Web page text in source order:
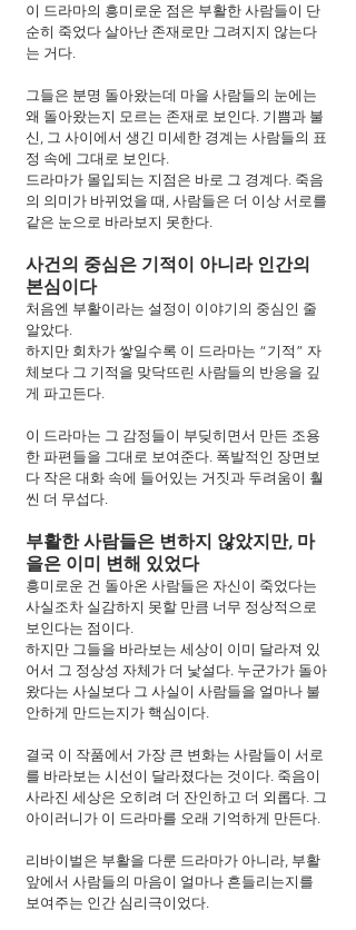
이 드라마의 흥미로운 점은 부활한 사람들이 단
순히 죽었다 살아난 존재로만 그려지지 않는다
는 거다.
그들은 분명 돌아왔는데 마을 사람들의 눈에는
왜 돌아왔는지 모르는 존재로 보인다. 기쁨과 불
신, 그 사이에서 생긴 미세한 경계는 사람들의 표
정 속에 그대로 보인다.
드라마가 몰입되는 지점은 바로 그 경계다. 죽음
의 의미가 바뀌었을 때, 사람들은 더 이상 서로를
같은 눈으로 바라보지 못한다.
사건의 중심은 기적이 아니라 인간의
본심이다
처음엔 부활이라는 설정이 이야기의 중심인 줄
알았다.
하지만 회차가 쌓일수록 이 드라마는 “기적” 자
체보다 그 기적을 맞닥뜨린 사람들의 반응을 깊
게 파고든다.
이 드라마는 그 감정들이 부딪히면서 만든 조용
한 파편들을 그대로 보여준다. 폭발적인 장면보
다 작은 대화 속에 들어있는 거짓과 두려움이 훨
씬 더 무섭다.
부활한 사람들은 변하지 않았지만, 마
을은 이미 변해 있었다
흥미로운 건 돌아온 사람들은 자신이 죽었다는
사실조차 실감하지 못할 만큼 너무 정상적으로
보인다는 점이다.
하지만 그들을 바라보는 세상이 이미 달라져 있
어서 그 정상성 자체가 더 낯설다. 누군가가 돌아
왔다는 사실보다 그 사실이 사람들을 얼마나 불
안하게 만드는지가 핵심이다.
결국 이 작품에서 가장 큰 변화는 사람들이 서로
를 바라보는 시선이 달라졌다는 것이다. 죽음이
사라진 세상은 오히려 더 잔인하고 더 외롭다. 그
아이러니가 이 드라마를 오래 기억하게 만든다.
리바이벌은 부활을 다룬 드라마가 아니라, 부활
앞에서 사람들의 마음이 얼마나 흔들리는지를
보여주는 인간 심리극이었다.